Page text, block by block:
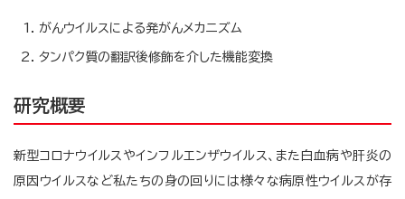
がんウイルスによる発がんメカニズム
タンパク質の翻訳後修飾を介した機能変換
研究概要
新型コロナウイルスやインフルエンザウイルス、また白血病や肝炎の
原因ウイルスなど私たちの身の回りには様々な病原性ウイルスが存